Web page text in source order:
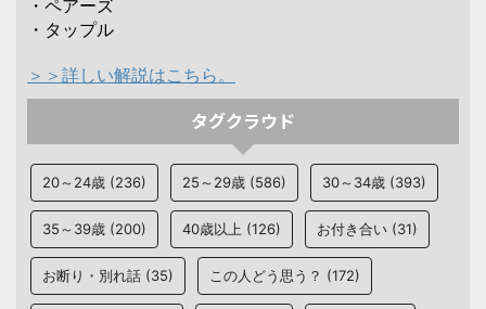
・ペアーズ
・タップル
＞＞詳しい解説はこちら。
タグクラウド
20～24歳 (236) 25～29歳 (586) 30～34歳 (393)
35～39歳 (200) 40歳以上 (126) お付き合い (31)
お断り・別れ話 (35) この人どう思う？ (172)